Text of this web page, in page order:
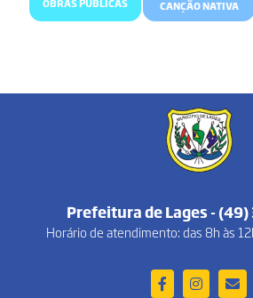
CANÇÃO NATIVA
Prefeitura de Lages -
Horário de atendimento: das 8h às